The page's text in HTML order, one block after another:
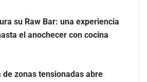
tensionadas abre nuevos
su Raw Bar: una experiencia
el anochecer con cocina
de zonas tensionadas abre